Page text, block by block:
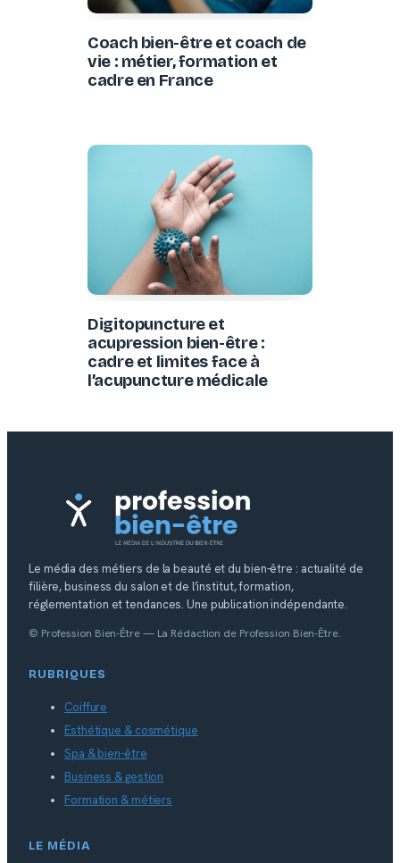
Coach bien-être et coach de
vie : métier, formation et
cadre en France
Digitopuncture et
acupression bien-être :
cadre et limites face à
l’acupuncture médicale
Le média des métiers de la beauté et du bien-être : actualité de
filière, business du salon et de l’institut, formation,
réglementation et tendances. Une publication indépendante.
© Profession Bien-Être — La Rédaction de Profession Bien-Être.
RUBRIQUES
Coiffure
Esthétique & cosmétique
Spa & bien-être
Business & gestion
Formation & métiers
LE MÉDIA